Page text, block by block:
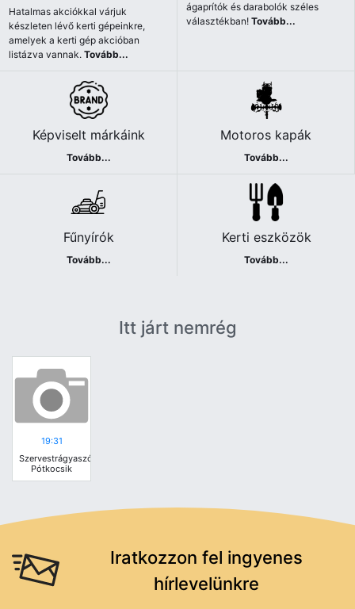
Hatalmas akciókkal várjuk
készleten lévő kerti gépeinkre,
amelyek a kerti gép akcióban
listázva vannak.Tovább...
ágaprítók és darabolók széles
választékban!Tovább...
Képviselt márkáink
Tovább...
Motoros kapák
Tovább...
Fűnyírók
Tovább...
Kerti eszközök
Tovább...
Itt járt nemrég
19:31
Szervestrágyaszóró
Pótkocsik
Iratkozzon fel ingyenes
hírlevelünkre